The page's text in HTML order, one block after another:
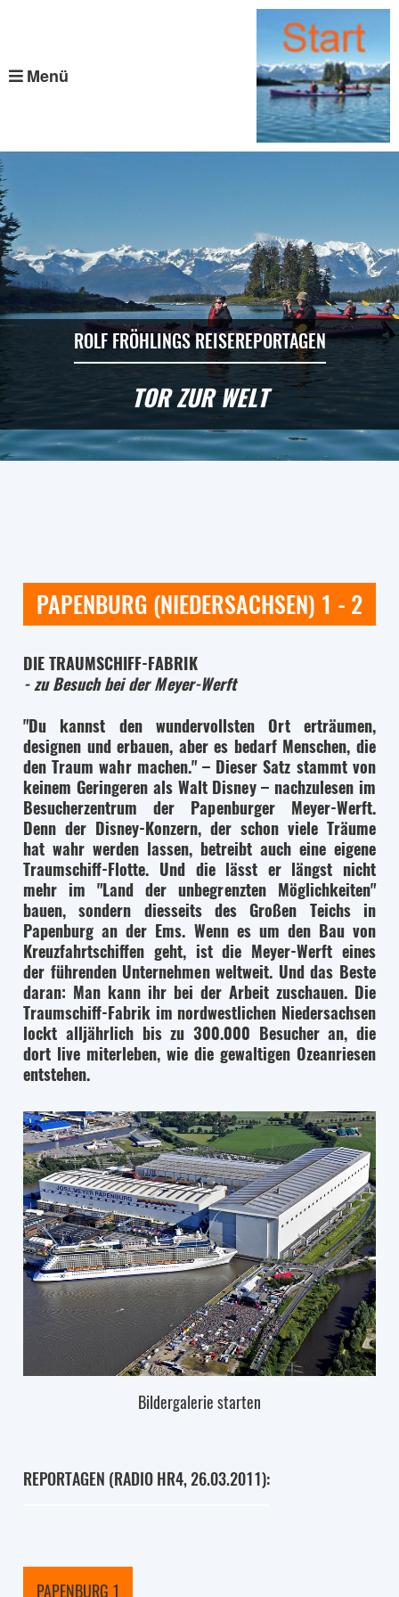
Menü
ROLF FRÖHLINGS REISEREPORTAGEN
TOR ZUR WELT
PAPENBURG (NIEDERSACHSEN) 1 - 2
DIE TRAUMSCHIFF-FABRIK
- zu Besuch bei der Meyer-Werft
"Du kannst den wundervollsten Ort erträumen,
designen und erbauen, aber es bedarf Menschen, die
den Traum wahr machen." – Dieser Satz stammt von
keinem Geringeren als Walt Disney – nachzulesen im
Besucherzentrum der Papenburger Meyer-Werft.
Denn der Disney-Konzern, der schon viele Träume
hat wahr werden lassen, betreibt auch eine eigene
Traumschiff-Flotte. Und die lässt er längst nicht
mehr im "Land der unbegrenzten Möglichkeiten"
bauen, sondern diesseits des Großen Teichs in
Papenburg an der Ems. Wenn es um den Bau von
Kreuzfahrtschiffen geht, ist die Meyer-Werft eines
der führenden Unternehmen weltweit. Und das Beste
daran: Man kann ihr bei der Arbeit zuschauen. Die
Traumschiff-Fabrik im nordwestlichen Niedersachsen
lockt alljährlich bis zu 300.000 Besucher an, die
dort live miterleben, wie die gewaltigen Ozeanriesen
entstehen.
Bildergalerie starten
REPORTAGEN (RADIO HR4, 26.03.2011):
PAPENBURG 1